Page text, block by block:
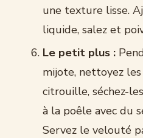
une texture lisse.
liquide, salez et
Le petit plus :
mijote, nettoyez
citrouille, séchez-
à la poêle avec du
Servez le velouté